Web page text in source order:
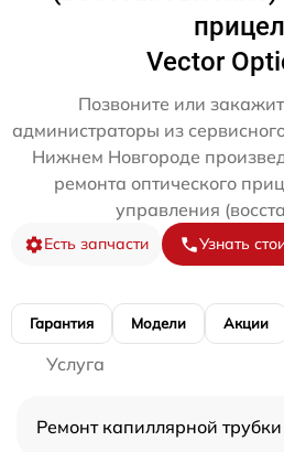
Vector
Позвоните или
администраторы из
Нижнем Новгороде
ремонта оптического
управления
Есть запчасти Узнать
Гарантия Модели Акции
Услуга
Ремонт капиллярной трубки